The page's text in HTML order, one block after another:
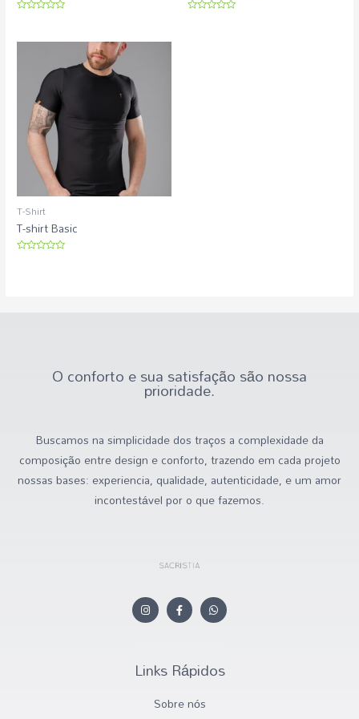
5
T-Shirt
T-shirt Basic
O conforto e sua satisfação são nossa
prioridade.
Buscamos na simplicidade dos traços a complexidade da
composição entre design e conforto, trazendo em cada projeto
nossas bases: experiencia, qualidade, autenticidade, e um amor
incontestável por o que fazemos.
Links Rápidos
Sobre nós